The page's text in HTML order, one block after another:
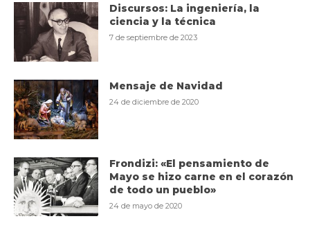
Discursos: La ingeniería, la
ciencia y la técnica
7 de septiembre de 2023
Mensaje de Navidad
24 de diciembre de 2020
Frondizi: «El pensamiento de
Mayo se hizo carne en el corazón
de todo un pueblo»
24 de mayo de 2020